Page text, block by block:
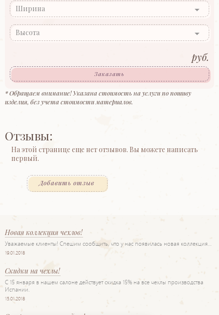
Ширина
Высота
руб.
Заказать
* Обращаем внимание! Указана стоимость на услуги по пошиву
изделия, без учета стоимости материалов.
Отзывы:
На этой странице еще нет отзывов. Вы можете написать
первый.
Добавить отзыв
Новая коллекция чехлов!
Уважаемые клиенты! Спешим сообщить, что у нас появилась новая коллекция…
19.01.2018
Скидки на чехлы!
С 15 января в нашем салоне действует скидка 15% на все чехлы производства
Испании.
15.01.2018